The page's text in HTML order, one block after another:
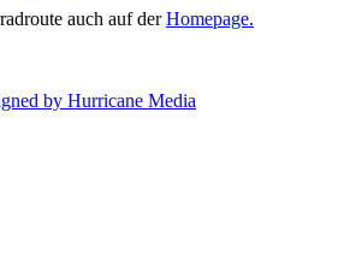
auch auf derHomepage.
by Hurricane Media